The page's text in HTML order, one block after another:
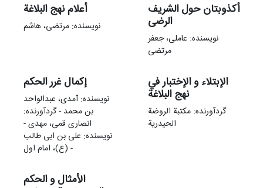
أعلام نهج البلاغة
نویسنده: مرتضی، هاشم
أکذوبتان حول الشریف
الرضی
نویسنده: عاملی، جعفر
مرتضی
إکمال غرر الحکم
نویسنده: آمدی، عبدالواحد
بن محمد - گردآورنده:
انصاری قمی، مهدی -
نویسنده: علی بن ابی طالب
(ع)، امام اول -
الإبتلاء و الإختبار في
نهج البلاغة
گردآورنده: مکتبة الروضة
الحیدریة
الأمثال و الحکم